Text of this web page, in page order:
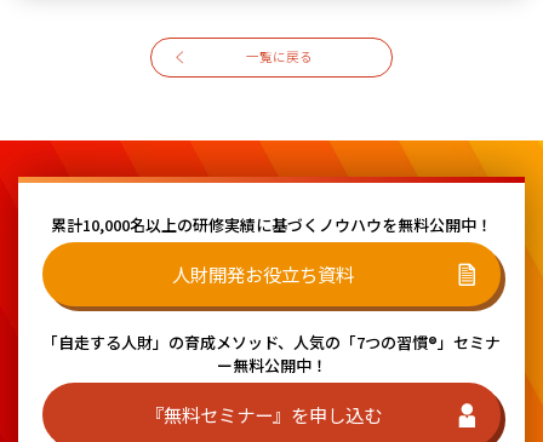
一覧に戻る
累計10,000名以上の研修実績に基づく ノウハウを無料公開中！
人財開発お役立ち資料
「自走する人財」の育成メソッド、 人気の「7つの習慣®」セミナ
ー無料公開中！
『無料セミナー』を申し込む